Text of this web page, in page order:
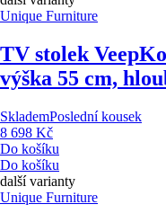
Unique Furniture
TV stolek Veep
výška 55 cm,
SklademPoslední kousek
8 698 Kč
Do košíku
Do košíku
další varianty
Unique Furniture